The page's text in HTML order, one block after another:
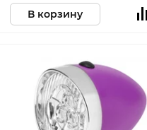
В корзину